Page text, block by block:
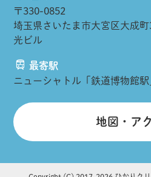
〒330-0852
埼玉県さいたま市大宮区大成
光ビル
最寄駅
ニューシャトル「鉄道博物館
地図・ア